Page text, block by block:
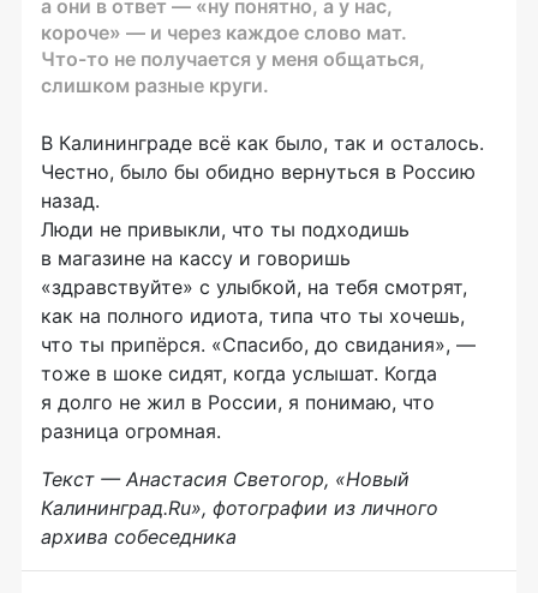
а они в ответ — «ну понятно, а у нас,
короче» — и через каждое слово мат.
Что-то не получается у меня общаться,
слишком разные круги.
В Калининграде всё как было, так и осталось.
Честно, было бы обидно вернуться в Россию
назад.
Люди не привыкли, что ты подходишь
в магазине на кассу и говоришь
«здравствуйте» с улыбкой, на тебя смотрят,
как на полного идиота, типа что ты хочешь,
что ты припёрся. «Спасибо, до свидания», —
тоже в шоке сидят, когда услышат. Когда
я долго не жил в России, я понимаю, что
разница огромная.
Текст — Анастасия Светогор, «Новый
Калининград.Ru», фотографии из личного
архива собеседника